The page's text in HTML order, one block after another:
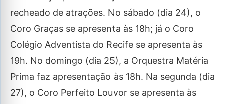
recheado de atrações. No sábado (dia 24), o
Coro Graças se apresenta às 18h; já o Coro
Colégio Adventista do Recife se apresenta às
19h. No domingo (dia 25), a Orquestra Matéria
Prima faz apresentação às 18h. Na segunda (dia
27), o Coro Perfeito Louvor se apresenta às